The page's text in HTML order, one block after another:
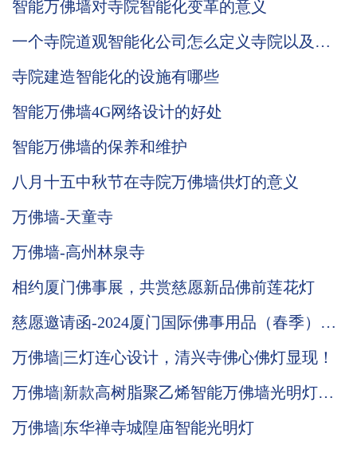
智能万佛墙对寺院智能化变革的意义
一个寺院道观智能化公司怎么定义寺院以及道
寺院建造智能化的设施有哪些
智能万佛墙4G网络设计的好处
智能万佛墙的保养和维护
八月十五中秋节在寺院万佛墙供灯的意义
万佛墙-天童寺
万佛墙-高州林泉寺
相约厦门佛事展，共赏慈愿新品佛前莲花灯
慈愿邀请函-2024厦门国际佛事用品（春季）展
万佛墙|三灯连心设计，清兴寺佛心佛灯显现！
万佛墙|新款高树脂聚乙烯智能万佛墙光明灯推
万佛墙|东华禅寺城隍庙智能光明灯